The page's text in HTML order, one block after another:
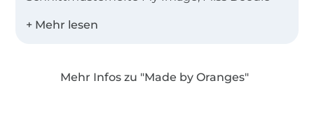
Englisch, Niederländisch und Französisch an!
Mehr Infos zu "Made by Oranges"